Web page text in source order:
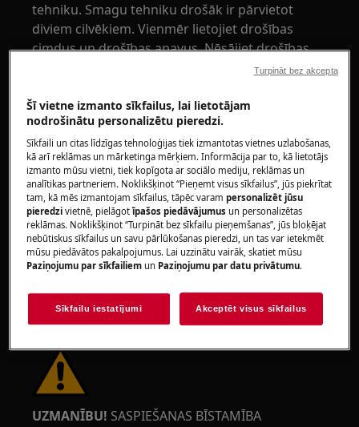
tehniku. Smagu tehniku drošāk ir pārvietot
diviem cilvēkiem. Vienmēr lietojiet drošības
cimdus un drošības apavus. Nēsājiet drošības
UZMANĪBU!ACU TRAUMU RISKS
Valkājiet aizsargbrilles, veicot uzturēšanas vai
remonta darbus, kas saistīti ar atsperēm.
UZMANĪBU! SASPIEŠANAS BĪSTAMĪBA
Šī vietne izmanto sīkfailus, lai lietotājam
nodrošinātu personalizētu pieredzi.
Sīkfaili un citas līdzīgas tehnoloģijas tiek izmantotas vietnes uzlabošanas,
kā arī reklāmas un mārketinga mērķiem. Informācija par to, kā lietotājs
izmanto mūsu vietni, tiek kopīgota ar sociālo mediju, reklāmas un
analītikas partneriem. Noklikšķinot “Pieņemt visus sīkfailus”, jūs piekrītat
tam, kā mēs izmantojam sīkfailus, tāpēc varampersonalizēt jūsu
pieredzivietnē, pielāgotīpašos piedāvājumus un personalizētas
reklāmas. Noklikšķinot “Turpināt bez sīkfailu pieņemšanas”, jūs bloķējat
nebūtiskus sīkfailus un savu pārlūkošanas pieredzi, un tas var ietekmēt
mūsu piedāvātos pakalpojumus. Lai uzzinātu vairāk, skatiet mūsu
Paziņojumu par sīkfailiem un Paziņojumu par datu privātumu.
Sīkfailu iestatījumi Akceptēt visus sīkfailus
Turpināt bez akcepta